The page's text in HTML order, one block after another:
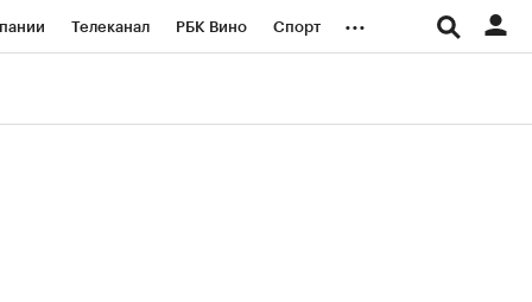
Телеканал РБК Вино Спорт ...